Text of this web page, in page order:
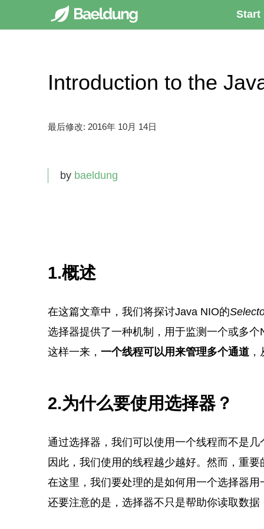
Start
Introduction to the
最后修改: 2016年 10月 14日
by baeldung
1.概述
在这篇文章中，我们将探讨Java NIO的
选择器提供了一种机制，用于监测一个或多
这样一来， 一个线程可以用来管理多个通道，
2.为什么要使用选择器？
通过选择器，我们可以使用一个线程而不是
因此，我们使用的线程越少越好。然而，重要
在这里，我们要处理的是如何用一个选择器
还要注意的是，选择器不只是帮助你读取数